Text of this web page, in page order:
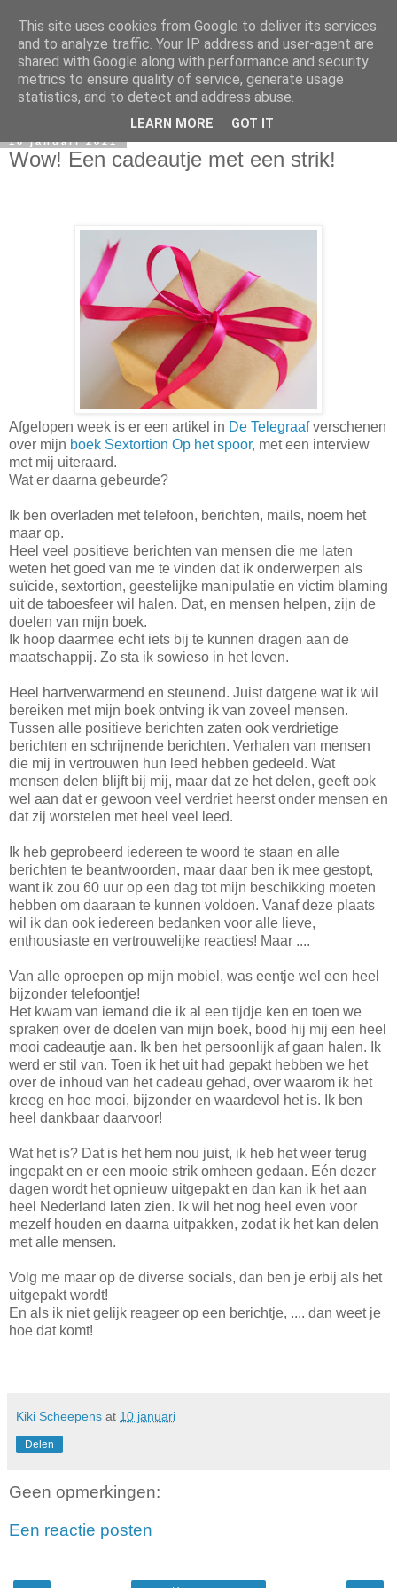
10 januari 2021
Wow! Een cadeautje met een strik!
Afgelopen week is er een artikel in De Telegraafverschenen
over mijn boek Sextortion Op het spoor, met een interview
met mij uiteraard.
Wat er daarna gebeurde?
Ik ben overladen met telefoon, berichten, mails, noem het
maar op.
Heel veel positieve berichten van mensen die me laten
weten het goed van me te vinden dat ik onderwerpen als
suïcide, sextortion, geestelijke manipulatie en victim blaming
uit de taboesfeer wil halen. Dat, en mensen helpen, zijn de
doelen van mijn boek.
Ik hoop daarmee echt iets bij te kunnen dragen aan de
maatschappij. Zo sta ik sowieso in het leven.
Heel hartverwarmend en steunend. Juist datgene wat ik wil
bereiken met mijn boek ontving ik van zoveel mensen.
Tussen alle positieve berichten zaten ook verdrietige
berichten en schrijnende berichten. Verhalen van mensen
die mij in vertrouwen hun leed hebben gedeeld. Wat
mensen delen blijft bij mij, maar dat ze het delen, geeft ook
wel aan dat er gewoon veel verdriet heerst onder mensen en
dat zij worstelen met heel veel leed.
Ik heb geprobeerd iedereen te woord te staan en alle
berichten te beantwoorden, maar daar ben ik mee gestopt,
want ik zou 60 uur op een dag tot mijn beschikking moeten
hebben om daaraan te kunnen voldoen. Vanaf deze plaats
wil ik dan ook iedereen bedanken voor alle lieve,
enthousiaste en vertrouwelijke reacties! Maar ....
Van alle oproepen op mijn mobiel, was eentje wel een heel
bijzonder telefoontje!
Het kwam van iemand die ik al een tijdje ken en toen we
spraken over de doelen van mijn boek, bood hij mij een heel
mooi cadeautje aan. Ik ben het persoonlijk af gaan halen. Ik
werd er stil van. Toen ik het uit had gepakt hebben we het
over de inhoud van het cadeau gehad, over waarom ik het
kreeg en hoe mooi, bijzonder en waardevol het is. Ik ben
heel dankbaar daarvoor!
Wat het is? Dat is het hem nou juist, ik heb het weer terug
ingepakt en er een mooie strik omheen gedaan. Eén dezer
dagen wordt het opnieuw uitgepakt en dan kan ik het aan
heel Nederland laten zien. Ik wil het nog heel even voor
mezelf houden en daarna uitpakken, zodat ik het kan delen
met alle mensen.
Volg me maar op de diverse socials, dan ben je erbij als het
uitgepakt wordt!
En als ik niet gelijk reageer op een berichtje, .... dan weet je
hoe dat komt!
Kiki Scheepens at 10 januari
Delen
Geen opmerkingen:
Een reactie posten
This site uses cookies from Google to deliver its services
and to analyze traffic. Your IP address and user-agent are
shared with Google along with performance and security
metrics to ensure quality of service, generate usage
statistics, and to detect and address abuse.
LEARN MORE GOT IT